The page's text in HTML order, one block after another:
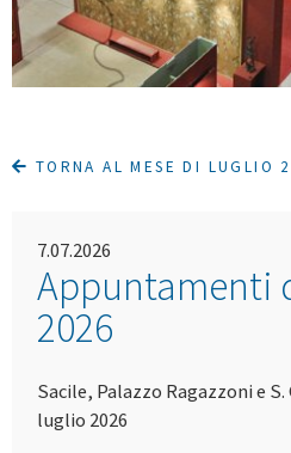
TORNA AL MESE DI LUGLIO
7.07.2026
Appuntamenti
2026
Sacile, Palazzo Ragazzoni e
luglio 2026